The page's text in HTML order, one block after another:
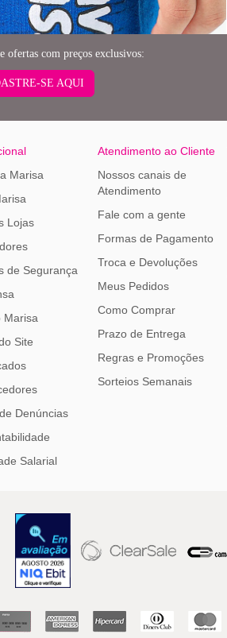
ofertas com preços exclusivos:
SE AQUI
Marisa
Lojas
de Segurança
Marisa
Site
Denúncias
Salarial
Atendimento ao Cliente
Nossos canais de
Atendimento
Fale com a gente
Formas de Pagamento
Troca e Devoluções
Meus Pedidos
Como Comprar
Prazo de Entrega
Regras e Promoções
Sorteios Semanais